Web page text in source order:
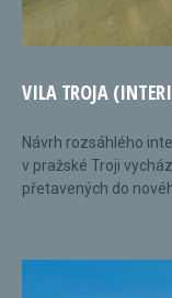
VILA TROJA
Návrh rozsáhlého
v pražské Troji
přetavených do